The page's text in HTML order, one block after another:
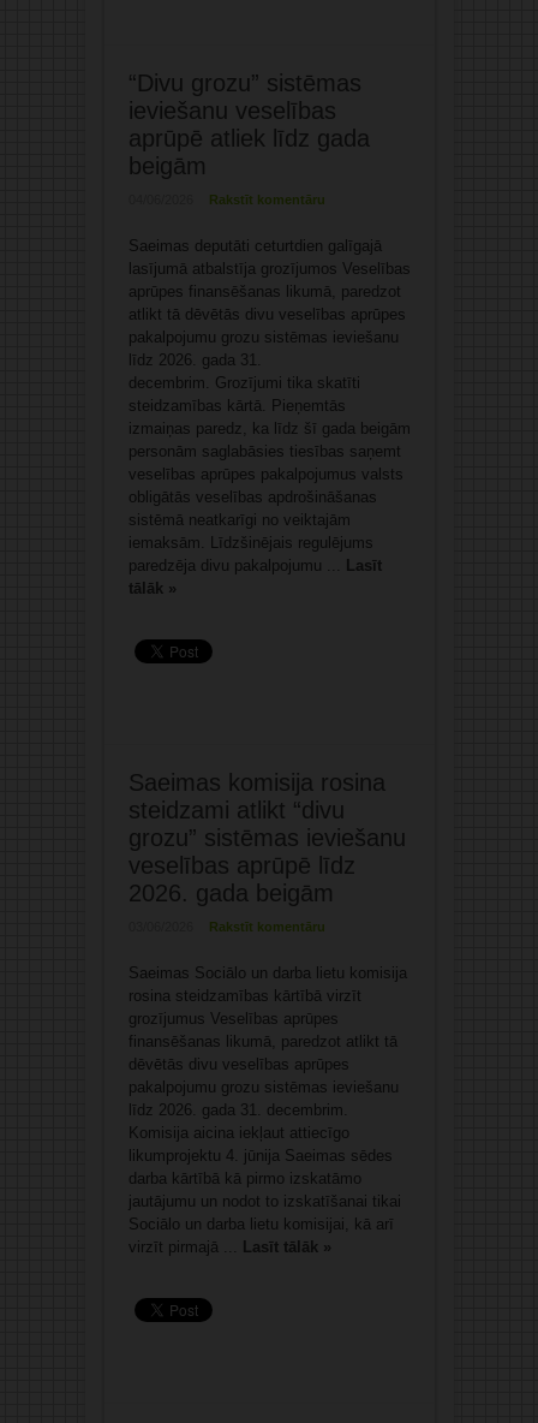
“Divu grozu” sistēmas
ieviešanu veselības
aprūpē atliek līdz gada
beigām
Rakstīt komentāru
Saeimas deputāti ceturtdien galīgajā
lasījumā atbalstīja grozījumos Veselības
aprūpes finansēšanas likumā, paredzot
atlikt tā dēvētās divu veselības aprūpes
pakalpojumu grozu sistēmas ieviešanu
līdz 2026. gada 31.
decembrim. Grozījumi tika skatīti
steidzamības kārtā. Pieņemtās
izmaiņas paredz, ka līdz šī gada beigām
personām saglabāsies tiesības saņemt
veselības aprūpes pakalpojumus valsts
obligātās veselības apdrošināšanas
sistēmā neatkarīgi no veiktajām
iemaksām. Līdzšinējais regulējums
paredzēja divu pakalpojumu ... Lasīt
tālāk »
Saeimas komisija rosina
steidzami atlikt “divu
grozu” sistēmas ieviešanu
veselības aprūpē līdz
2026. gada beigām
Rakstīt komentāru
Saeimas Sociālo un darba lietu komisija
rosina steidzamības kārtībā virzīt
grozījumus Veselības aprūpes
finansēšanas likumā, paredzot atlikt tā
dēvētās divu veselības aprūpes
pakalpojumu grozu sistēmas ieviešanu
līdz 2026. gada 31. decembrim.
Komisija aicina iekļaut attiecīgo
likumprojektu 4. jūnija Saeimas sēdes
darba kārtībā kā pirmo izskatāmo
jautājumu un nodot to izskatīšanai tikai
Sociālo un darba lietu komisijai, kā arī
virzīt pirmajā ... Lasīt tālāk »